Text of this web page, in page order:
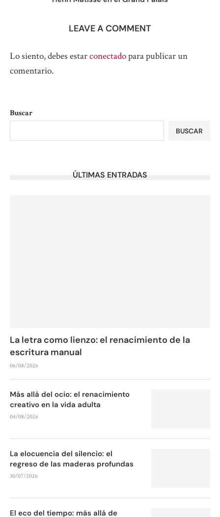
LEAVE A COMMENT
Lo siento, debes estarconectadopara publicar un
comentario.
Buscar
BUSCAR
ÚLTIMAS ENTRADAS
La letra como lienzo: el renacimiento de la
escritura manual
06/08/2026
Más allá del ocio: el renacimiento
creativo en la vida adulta
04/08/2026
La elocuencia del silencio: el
regreso de las maderas profundas
30/07/2026
El eco del tiempo: más allá de